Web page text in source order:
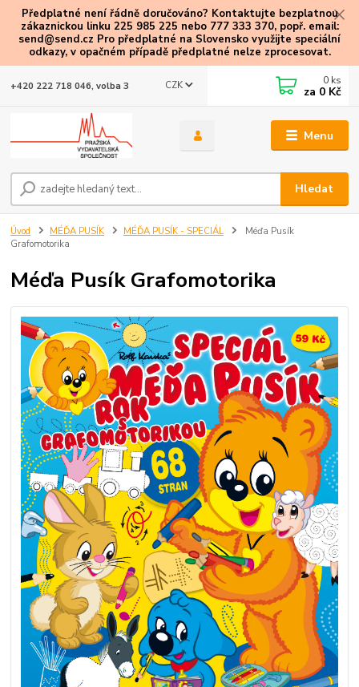
Předplatné není řádně doručováno? Kontaktujte bezplatnou
zákaznickou linku 225 985 225 nebo 777 333 370, popř. email:
send@send.cz Pro předplatné na Slovensko využijte speciální
odkazy, v opačném případě předplatné nelze zprocesovat.
Menu
CZK
Hledat
+420 222 718 046, volba 3 0 ks
za 0 Kč
Úvod MÉĎA PUSÍK MÉĎA PUSÍK - SPECIÁL
Méďa Pusík
Grafomotorika
Méďa Pusík Grafomotorika